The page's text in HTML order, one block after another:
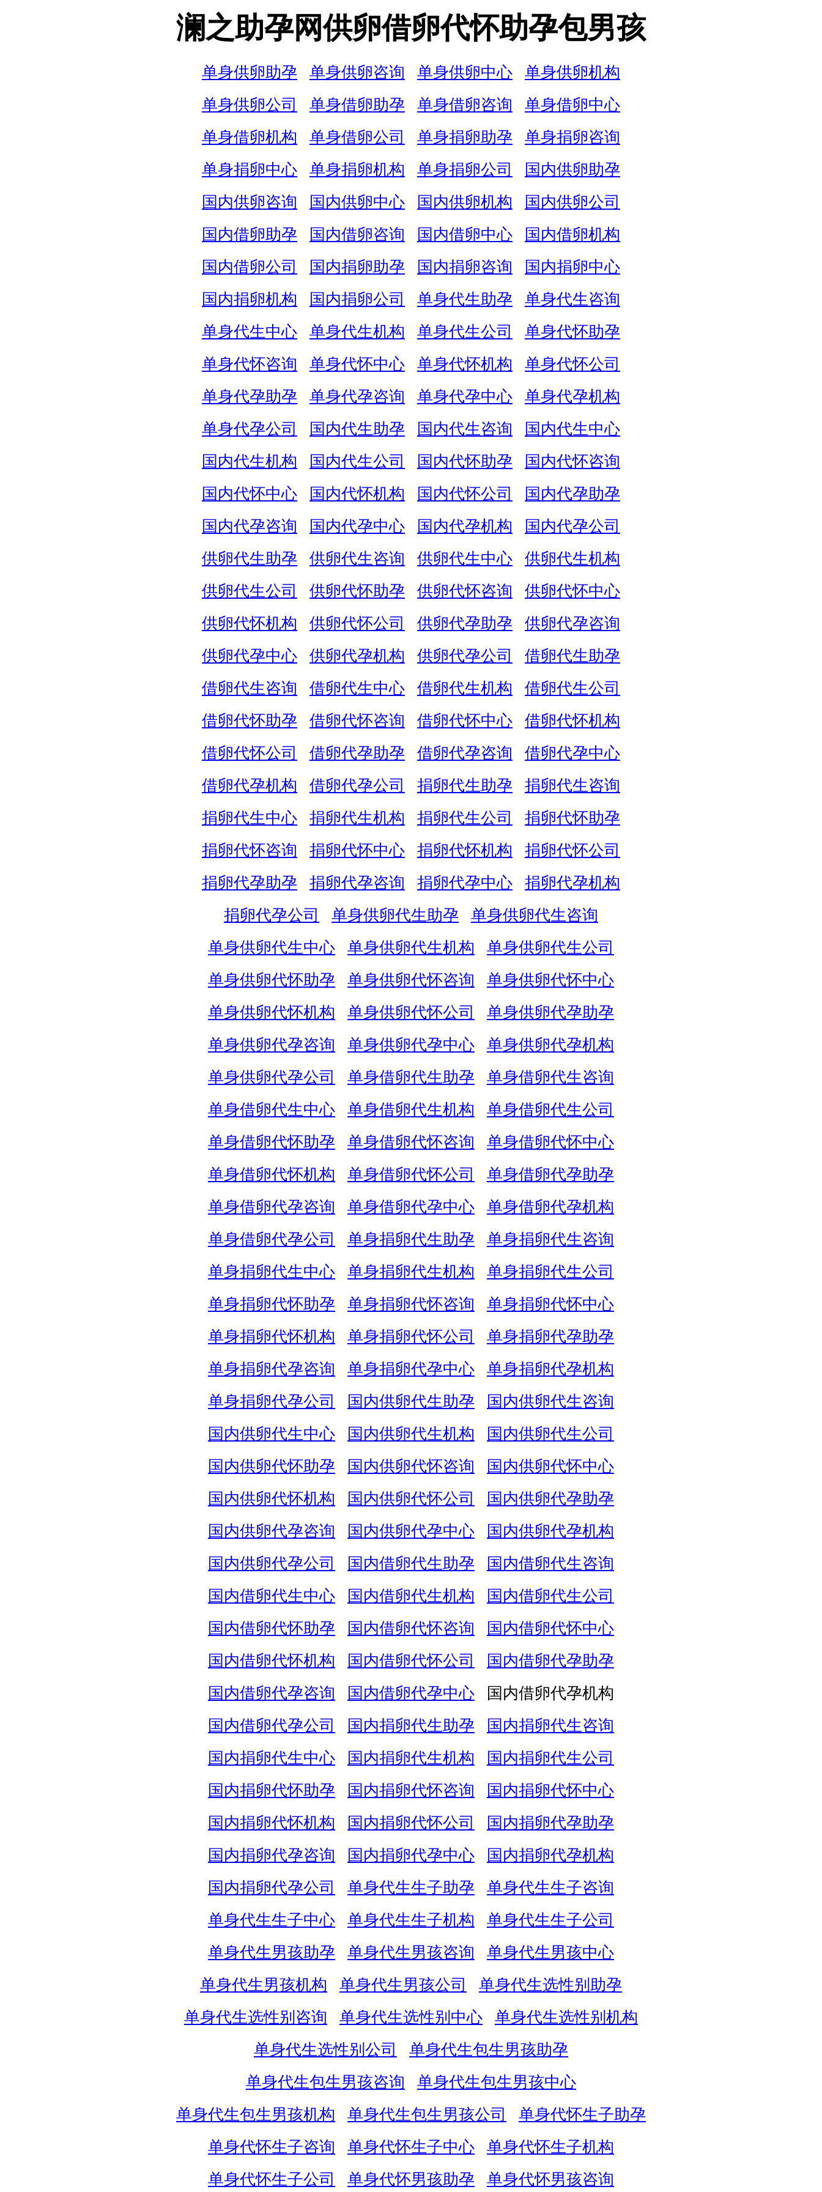
澜之助孕网供卵借卵代怀助孕包男孩
单身供卵助孕 单身供卵咨询 单身供卵中心
单身供卵机构
单身供卵公司
单身借卵助孕 单身借卵咨询
单身借卵中心
单身借卵机构
单身借卵公司 单身捐卵助孕
单身捐卵咨询
单身捐卵中心
单身捐卵机构 单身捐卵公司
国内供卵助孕
国内供卵咨询
国内供卵中心 国内供卵机构
国内供卵公司
国内借卵助孕
国内借卵咨询 国内借卵中心
国内借卵机构
国内借卵公司
国内捐卵助孕 国内捐卵咨询
国内捐卵中心
国内捐卵机构
国内捐卵公司 单身代生助孕
单身代生咨询
单身代生中心
单身代生机构 单身代生公司
单身代怀助孕
单身代怀咨询
单身代怀中心 单身代怀机构
单身代怀公司
单身代孕助孕
单身代孕咨询 单身代孕中心
单身代孕机构
单身代孕公司
国内代生助孕 国内代生咨询
国内代生中心
国内代生机构
国内代生公司 国内代怀助孕
国内代怀咨询
国内代怀中心
国内代怀机构 国内代怀公司
国内代孕助孕
国内代孕咨询
国内代孕中心 国内代孕机构
国内代孕公司
供卵代生助孕
供卵代生咨询 供卵代生中心
供卵代生机构
供卵代生公司
供卵代怀助孕 供卵代怀咨询
供卵代怀中心
供卵代怀机构
供卵代怀公司 供卵代孕助孕
供卵代孕咨询
供卵代孕中心
供卵代孕机构 供卵代孕公司
借卵代生助孕
借卵代生咨询
借卵代生中心 借卵代生机构
借卵代生公司
借卵代怀助孕
借卵代怀咨询 借卵代怀中心
借卵代怀机构
借卵代怀公司
借卵代孕助孕 借卵代孕咨询
借卵代孕中心
借卵代孕机构
借卵代孕公司 捐卵代生助孕
捐卵代生咨询
捐卵代生中心
捐卵代生机构 捐卵代生公司
捐卵代怀助孕
捐卵代怀咨询
捐卵代怀中心 捐卵代怀机构
捐卵代怀公司
捐卵代孕助孕
捐卵代孕咨询 捐卵代孕中心
捐卵代孕机构
捐卵代孕公司
单身供卵代生助孕
单身供卵代生咨询
单身供卵代生中心
单身供卵代生机构
单身供卵代生公司
单身供卵代怀助孕
单身供卵代怀咨询
单身供卵代怀中心
单身供卵代怀机构
单身供卵代怀公司
单身供卵代孕助孕
单身供卵代孕咨询
单身供卵代孕中心
单身供卵代孕机构
单身供卵代孕公司
单身借卵代生助孕
单身借卵代生咨询
单身借卵代生中心
单身借卵代生机构
单身借卵代生公司
单身借卵代怀助孕
单身借卵代怀咨询
单身借卵代怀中心
单身借卵代怀机构
单身借卵代怀公司
单身借卵代孕助孕
单身借卵代孕咨询
单身借卵代孕中心
单身借卵代孕机构
单身借卵代孕公司
单身捐卵代生助孕
单身捐卵代生咨询
单身捐卵代生中心
单身捐卵代生机构
单身捐卵代生公司
单身捐卵代怀助孕
单身捐卵代怀咨询
单身捐卵代怀中心
单身捐卵代怀机构
单身捐卵代怀公司
单身捐卵代孕助孕
单身捐卵代孕咨询
单身捐卵代孕中心
单身捐卵代孕机构
单身捐卵代孕公司
国内供卵代生助孕
国内供卵代生咨询
国内供卵代生中心
国内供卵代生机构
国内供卵代生公司
国内供卵代怀助孕
国内供卵代怀咨询
国内供卵代怀中心
国内供卵代怀机构
国内供卵代怀公司
国内供卵代孕助孕
国内供卵代孕咨询
国内供卵代孕中心
国内供卵代孕机构
国内供卵代孕公司
国内借卵代生助孕
国内借卵代生咨询
国内借卵代生中心
国内借卵代生机构
国内借卵代生公司
国内借卵代怀助孕
国内借卵代怀咨询
国内借卵代怀中心
国内借卵代怀机构
国内借卵代怀公司
国内借卵代孕助孕
国内借卵代孕咨询
国内借卵代孕中心
国内借卵代孕机构
国内借卵代孕公司
国内捐卵代生助孕
国内捐卵代生咨询
国内捐卵代生中心
国内捐卵代生机构
国内捐卵代生公司
国内捐卵代怀助孕
国内捐卵代怀咨询
国内捐卵代怀中心
国内捐卵代怀机构
国内捐卵代怀公司
国内捐卵代孕助孕
国内捐卵代孕咨询
国内捐卵代孕中心
国内捐卵代孕机构
国内捐卵代孕公司
单身代生生子助孕
单身代生生子咨询
单身代生生子中心
单身代生生子机构
单身代生生子公司
单身代生男孩助孕
单身代生男孩咨询
单身代生男孩中心
单身代生男孩机构
单身代生男孩公司
单身代生选性别助孕
单身代生选性别咨询
单身代生选性别中心
单身代生选性别机构
单身代生选性别公司
单身代生包生男孩助孕
单身代生包生男孩咨询
单身代生包生男孩中心
单身代生包生男孩机构
单身代生包生男孩公司
单身代怀生子助孕
单身代怀生子咨询
单身代怀生子中心
单身代怀生子机构
单身代怀生子公司
单身代怀男孩助孕 单身代怀男孩咨询